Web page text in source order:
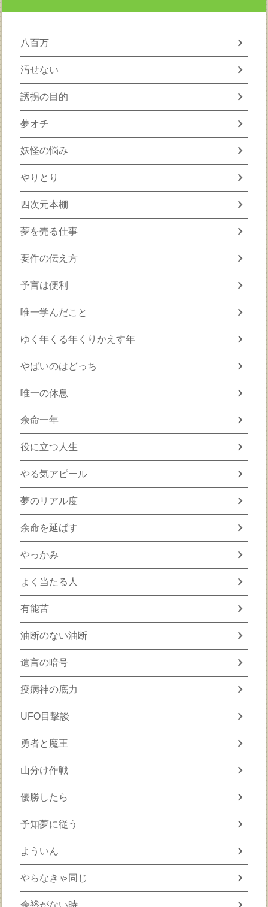
八百万 chevron_right
汚せない chevron_right
誘拐の目的 chevron_right
夢オチ chevron_right
妖怪の悩み chevron_right
やりとり chevron_right
四次元本棚 chevron_right
夢を売る仕事 chevron_right
要件の伝え方 chevron_right
予言は便利 chevron_right
唯一学んだこと chevron_right
ゆく年くる年くりかえす年 chevron_right
やばいのはどっち chevron_right
唯一の休息 chevron_right
余命一年 chevron_right
役に立つ人生 chevron_right
やる気アピール chevron_right
夢のリアル度 chevron_right
余命を延ばす chevron_right
やっかみ chevron_right
よく当たる人 chevron_right
有能苦 chevron_right
油断のない油断 chevron_right
遺言の暗号 chevron_right
疫病神の底力 chevron_right
UFO目撃談 chevron_right
勇者と魔王 chevron_right
山分け作戦 chevron_right
優勝したら chevron_right
予知夢に従う chevron_right
よういん chevron_right
やらなきゃ同じ chevron_right
余裕がない時